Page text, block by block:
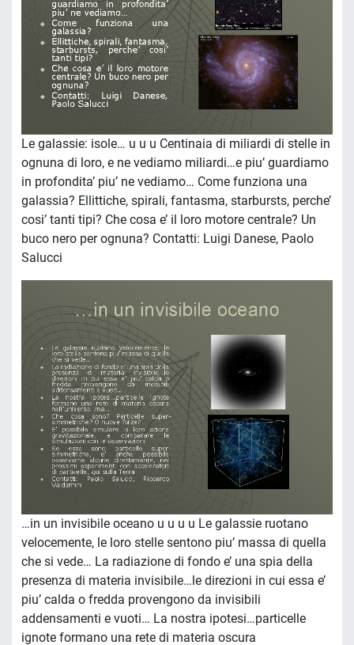
Le galassie: isole… u u u Centinaia di miliardi di stelle in
ognuna di loro, e ne vediamo miliardi…e piu’ guardiamo
in profondita’ piu’ ne vediamo… Come funziona una
galassia? Ellittiche, spirali, fantasma, starbursts, perche’
cosi’ tanti tipi? Che cosa e’ il loro motore centrale? Un
buco nero per ognuna? Contatti: Luigi Danese, Paolo
Salucci
…in un invisibile oceano u u u u Le galassie ruotano
velocemente, le loro stelle sentono piu’ massa di quella
che si vede… La radiazione di fondo e’ una spia della
presenza di materia invisibile…le direzioni in cui essa e’
piu’ calda o fredda provengono da invisibili
addensamenti e vuoti… La nostra ipotesi…particelle
ignote formano una rete di materia oscura